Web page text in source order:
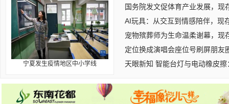
宁夏发生疫情地区中小学线
国务院发文促体育产业发展，现
AI玩具：从交互到情感陪伴，现
宠物殡葬师为生命温柔谢幕，现
定位换成演唱会座位号刷屏朋友
天眼新知 智能台灯与电动橡皮